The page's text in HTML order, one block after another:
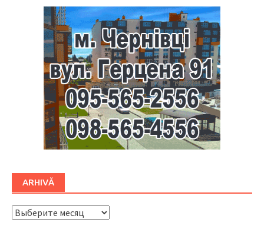
ARHIVĂ
ARHIVĂ